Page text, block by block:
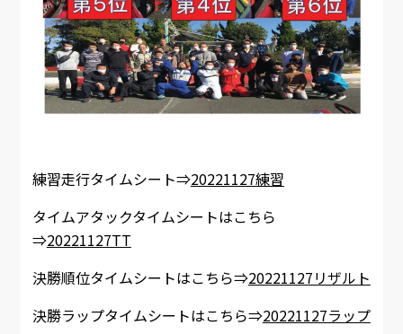
練習走行タイムシート⇒20221127練習
タイムアタックタイムシートはこちら
⇒20221127TT
決勝順位タイムシートはこちら⇒20221127リザルト
決勝ラップタイムシートはこちら⇒20221127ラップ